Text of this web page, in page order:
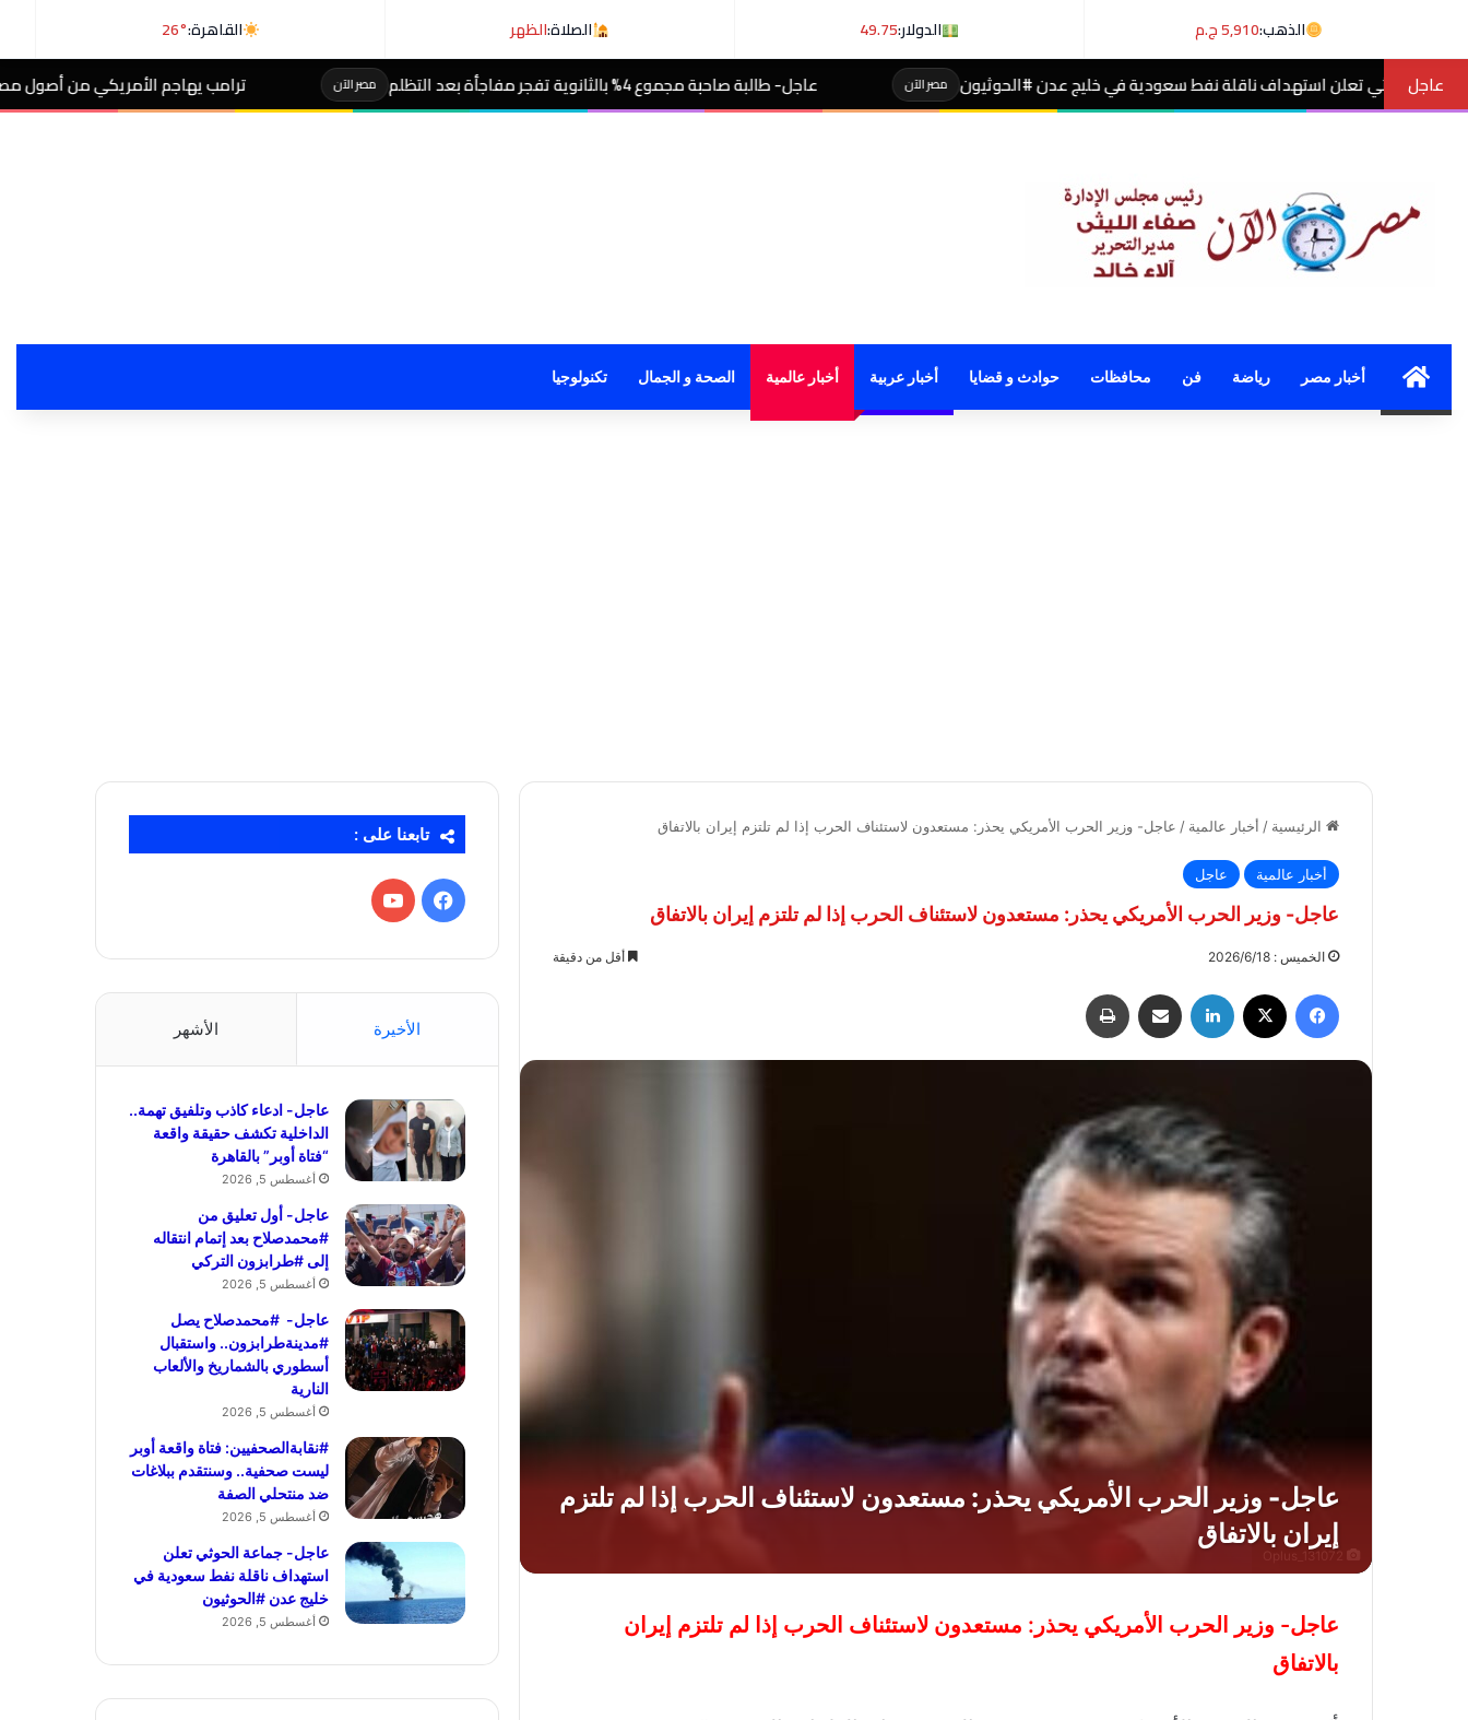
الذهب:5,910 ج.م الدولار:49.75 الصلاة:الظهر القاهرة:26°
عاجلناقلة نفط سعودية في خليج عدن #الحوثيون مصر الآن عاجل- طالبة صاحبة مجموع 4% بالثانوية تفجر مفاجأة بعد التظلم مصر الآن ترامب يهاجم الأمريكي من أصول مصرية عبدالرحمن السيد
Homeأخبار مصر رياضة فن محافظات حوادث و قضايا أخبار عربية أخبار عالمية الصحة و الجمال تكنولوجيا
الرئيسية / أخبار عالمية / عاجل- وزير الحرب الأمريكي يحذر: مستعدون لاستئناف الحرب إذا لم تلتزم إيران بالاتفاق
أخبار عالمية عاجل
عاجل- وزير الحرب الأمريكي يحذر: مستعدون لاستئناف الحرب إذا لم تلتزم إيران بالاتفاق
الخميس : 2026/6/18 أقل من دقيقة
فيسبوك لينكدإن مشاركة عبر البريد
عاجل- وزير الحرب الأمريكي يحذر: مستعدون لاستئناف الحرب إذا لم تلتزم إيران
بالاتفاق
تابعنا على :
فيسبوك‫YouTube
الأخيرة الأشهر
عاجل- ادعاء كاذب وتلفيق تهمة..
الداخلية تكشف حقيقة واقعة
“فتاة أوبر” بالقاهرة
أغسطس 5, 2026
عاجل- أول تعليق من
#محمدصلاح بعد إتمام انتقاله
إلى #طرابزون التركي
أغسطس 5, 2026
عاجل- #محمدصلاح يصل
#مدينةطرابزون.. واستقبال
أسطوري بالشماريخ والألعاب
النارية
أغسطس 5, 2026
#نقابةالصحفيين: فتاة واقعة أوبر
ليست صحفية.. وسنتقدم ببلاغات
ضد منتحلي الصفة
أغسطس 5, 2026
عاجل- جماعة الحوثي تعلن
استهداف ناقلة نفط سعودية في
خليج عدن #الحوثيون
أغسطس 5, 2026